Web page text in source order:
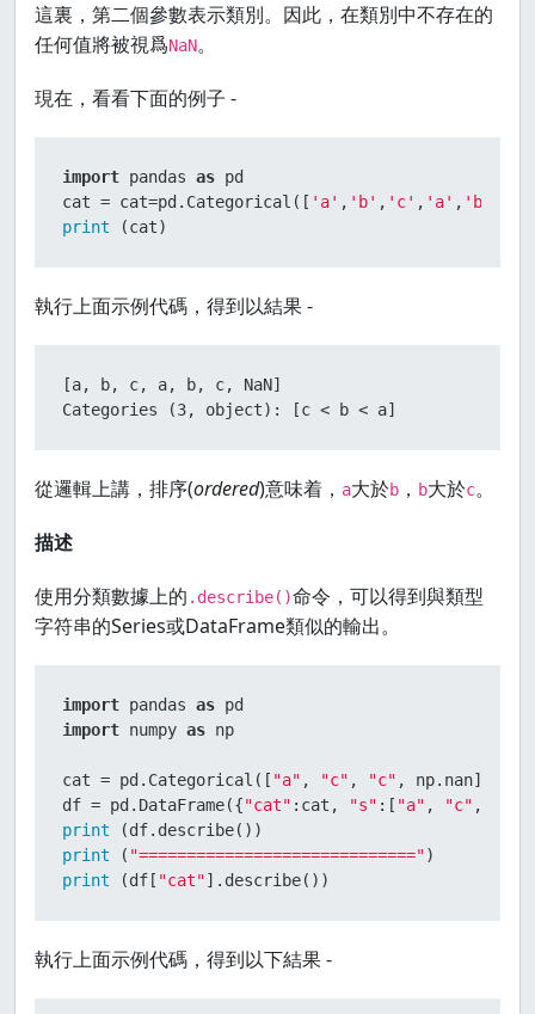
這裏，第二個參數表示類別。因此，在類別中不存在的
任何值將被視爲NaN。
現在，看看下面的例子 -
import pandas as pd
cat = cat=pd.Categorical([ 'a' , 'b' , 'c' , 'a' , 'b'
print (cat)
執行上面示例代碼，得到以結果 -
[a, b, c, a, b, c, NaN]
Categories (3, object): [c < b < a]
從邏輯上講，排序(ordered)意味着， a大於b ， b大於c。
描述
使用分類數據上的 .describe()命令，可以得到與類型
字符串的Series或DataFrame類似的輸出。
import pandas as
import numpy as np
cat = pd.Categorical([ "a" , "c" , "c" , np.nan],
df = pd.DataFrame({"cat" :cat, "s" :[ "a" , "c" ,
print
print ( "============================="
print (df[ "cat"].describe())
執行上面示例代碼，得到以下結果 -